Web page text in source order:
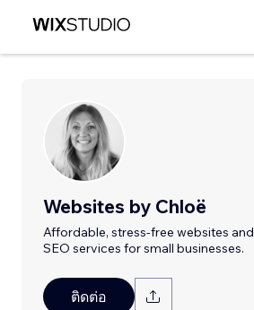
Websites by Chloë
Affordable, stress-free websites and
SEO services for small businesses.
ติดต่อ